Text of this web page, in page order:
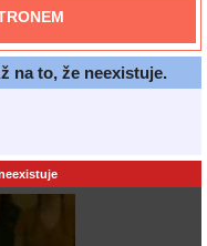
na to, že neexistuje.